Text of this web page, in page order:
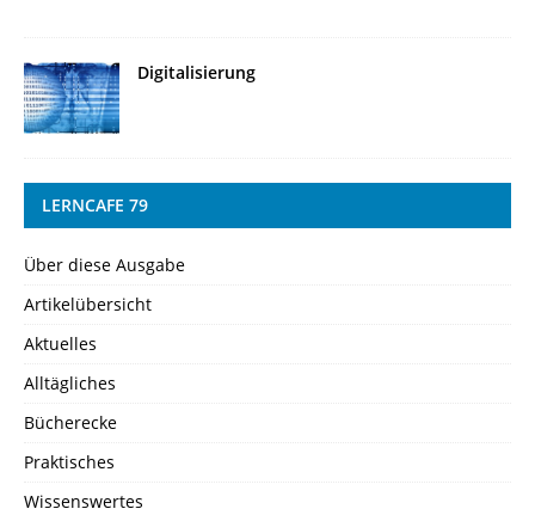
Digitalisierung
LERNCAFE 79
Über diese Ausgabe
Artikelübersicht
Aktuelles
Alltägliches
Bücherecke
Praktisches
Wissenswertes